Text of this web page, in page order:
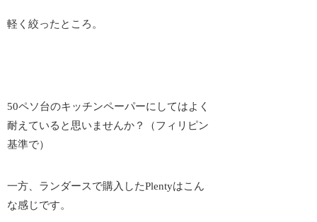
軽く絞ったところ。
50ペソ台のキッチンペーパーにしてはよく
耐えている と思いませんか？（フィリピン
基準で）
一方、ランダースで購入したPlentyはこん
な感じです。